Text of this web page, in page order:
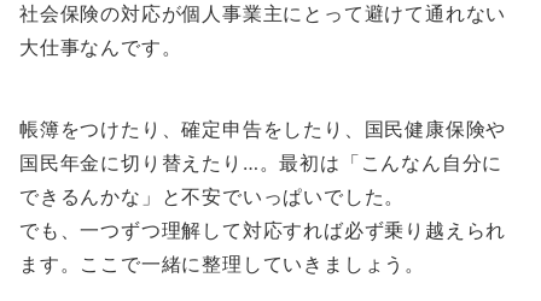
社会保険の対応が個人事業主にとって避けて通れない
大仕事なんです。
帳簿をつけたり、確定申告をしたり、国民健康保険や
国民年金に切り替えたり…。最初は「こんなん自分に
できるんかな」と不安でいっぱいでした。
でも、一つずつ理解して対応すれば必ず乗り越えられ
ます。ここで一緒に整理していきましょう。